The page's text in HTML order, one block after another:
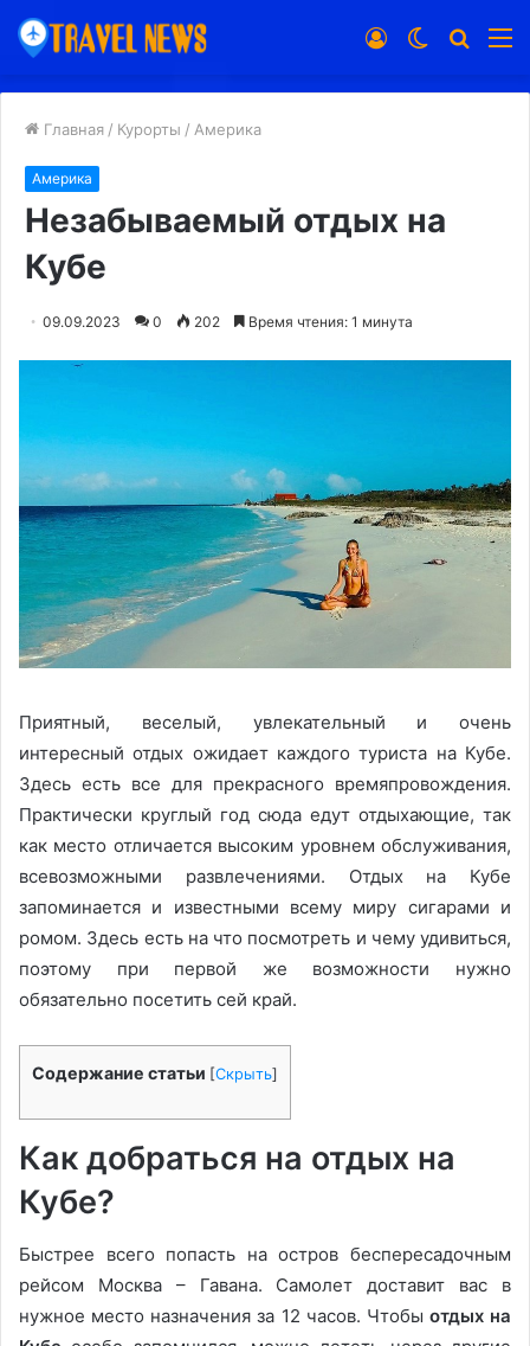
Switch
Войти
Главная / Курорты / Америка
Америка
Незабываемый отдых на
Кубе
09.09.2023 0 202 Время чтения: 1 минута
Приятный, веселый, увлекательный и очень
интересный отдых ожидает каждого туриста на Кубе.
Здесь есть все для прекрасного времяпровождения.
Практически круглый год сюда едут отдыхающие, так
как место отличается высоким уровнем обслуживания,
всевозможными развлечениями. Отдых на Кубе
запоминается и известными всему миру сигарами и
ромом. Здесь есть на что посмотреть и чему удивиться,
поэтому при первой же возможности нужно
обязательно посетить сей край.
Содержание статьи [Скрыть]
Как добраться на отдых на
Кубе?
Быстрее всего попасть на остров беспересадочным
рейсом Москва – Гавана. Самолет доставит вас в
нужное место назначения за 12 часов. Чтобы отдых на